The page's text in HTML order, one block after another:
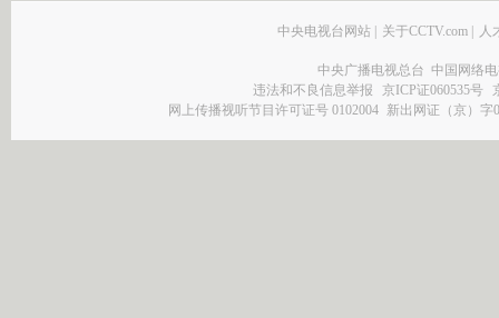
中央电视台网站 | 关于CCTV.com | 人
中央广播电视总台 中国网络
违法和不良信息举报
京ICP证060535号
网上传播视听节目许可证号 0102004 新出网证（京）